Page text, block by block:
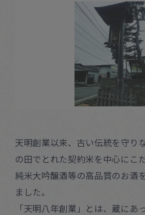
天明創業以来、古い伝統を守り
の田でとれた契約米を中心にこ
純米大吟醸酒等の高品質のお酒
ました。
「天明八年創業」とは、蔵にあ